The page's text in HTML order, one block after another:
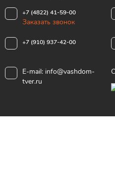
+7 (4822) 41-59-00
Заказать звонок
+7 (910) 937-42-00
E-mail: info@vashdom-
tver.ru